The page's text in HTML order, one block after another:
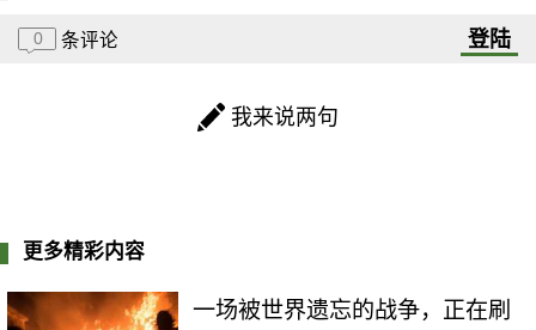
0 条评论 登陆
我来说两句
更多精彩内容
一场被世界遗忘的战争，正在刷